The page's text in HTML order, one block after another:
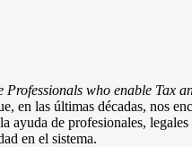
who enable Tax
en las últimas décadas, nos
ayuda de profesionales,
en el sistema.